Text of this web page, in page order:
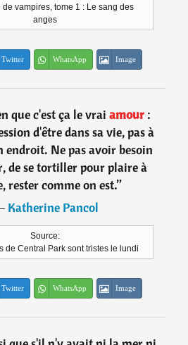
vampires, tome 1 : Le sang des
anges
Twitter WhatsApp Image
que c'est ça le vrai amour:
d'être dans sa vie, pas à
endroit. Ne pas avoir besoin
de se tortiller pour plaire à
rester comme on est.”
Katherine Pancol
Source:
de Central Park sont tristes le lundi
Twitter WhatsApp Image